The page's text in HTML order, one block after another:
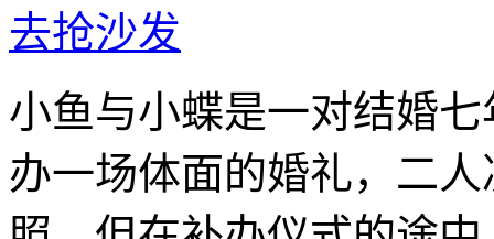
去抢沙发
小鱼与小蝶是一对结婚
办一场体面的婚礼，二